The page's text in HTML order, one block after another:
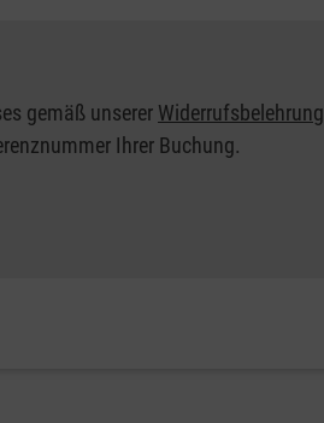
gemäß unserer Widerrufsbelehrung
Ihrer Buchung.